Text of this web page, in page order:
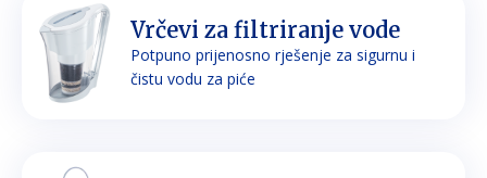
Vrčevi za filtriranje vode
Potpuno prijenosno rješenje za sigurnu i
čistu vodu za piće